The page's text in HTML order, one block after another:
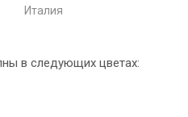
Италия
в следующих цветах: